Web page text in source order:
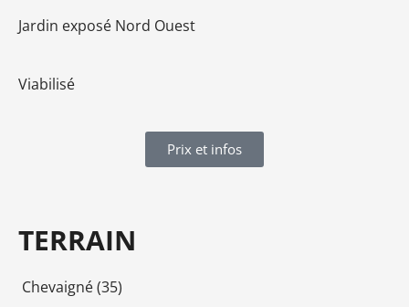
Jardin exposé Nord Ouest
Viabilisé
Prix et infos
TERRAIN
Chevaigné (35)